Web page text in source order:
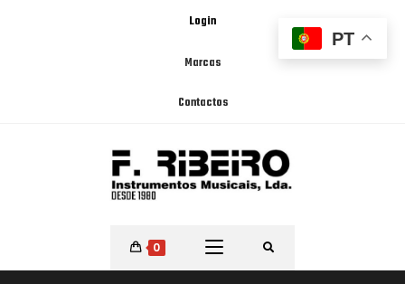
Login
Marcas
Contactos
0
PT